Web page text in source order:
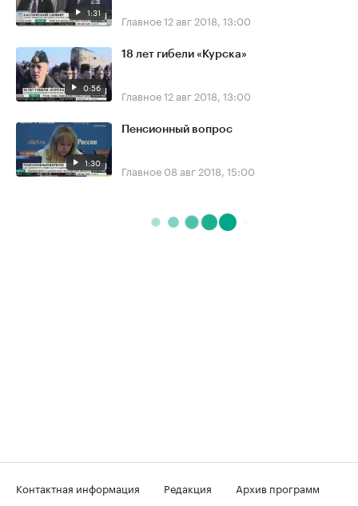
1:31 Главное12 авг 2018, 13:00
0:56
18 лет гибели «Курска»
Главное12 авг 2018, 13:00
1:30
Пенсионный вопрос
Главное 08 авг 2018, 15:00
Контактная информация Редакция
Архив программ